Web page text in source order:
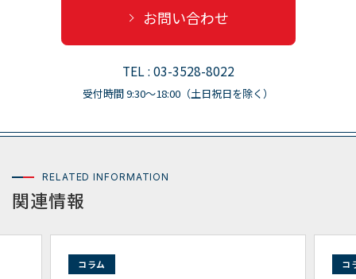
お問い合わせ
TEL : 03-3528-8022
受付時間 9:30〜18:00（土日祝日を除く）
RELATED INFORMATION
関連情報
コラム コ